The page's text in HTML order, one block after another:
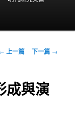
上一篇 下一篇 →
成與演